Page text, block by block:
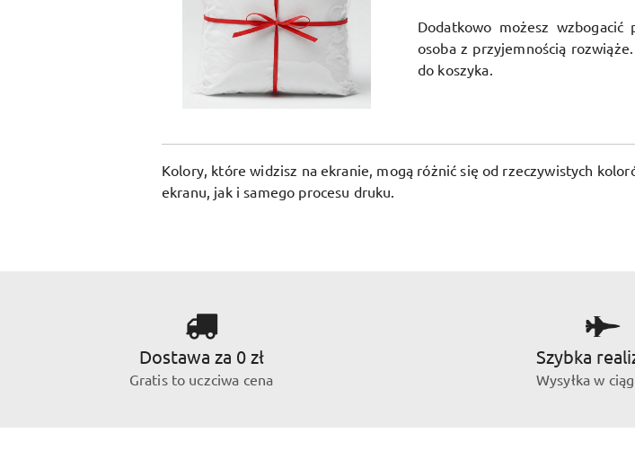
Dodatkowo możesz
osoba z przyjemnością
do koszyka.
Kolory, które widzisz na ekranie, mogą różnić się od rzeczywistych
ekranu, jak i samego procesu druku.
Dostawa za 0 zł
Gratis to uczciwa cena
Szybka
Wysyłka w